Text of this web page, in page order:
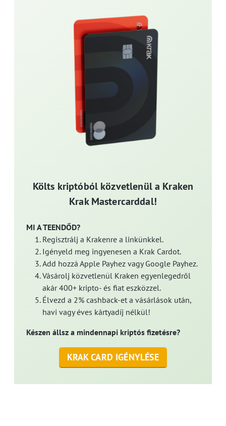
Költs kriptóból közvetlenül a Kraken
Krak Mastercarddal!
MI A TEENDŐD?
Regisztrálj a Krakenre a linkünkkel.
Igényeld meg ingyenesen a Krak Cardot.
Add hozzá Apple Payhez vagy Google Payhez.
Vásárolj közvetlenül Kraken egyenlegedről
akár 400+ kripto- és fiat eszközzel.
Élvezd a 2% cashback-et a vásárlások után,
havi vagy éves kártyadíj nélkül!
Készen állsz a mindennapi kriptós fizetésre?
KRAK CARD IGÉNYLÉSE